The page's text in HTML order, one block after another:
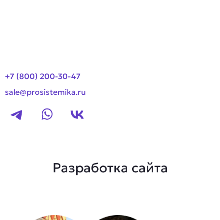
+7 (800) 200-30-47
sale@prosistemika.ru
Разработка сайта